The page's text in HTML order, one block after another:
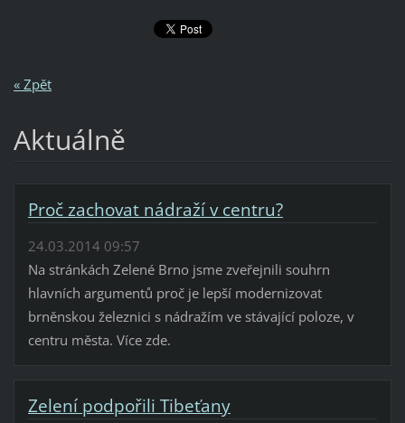
« Zpět
Aktuálně
Proč zachovat nádraží v centru?
24.03.2014 09:57
Na stránkách Zelené Brno jsme zveřejnili souhrn
hlavních argumentů proč je lepší modernizovat
brněnskou železnici s nádražím ve stávající poloze, v
centru města. Více zde.
Zelení podpořili Tibeťany